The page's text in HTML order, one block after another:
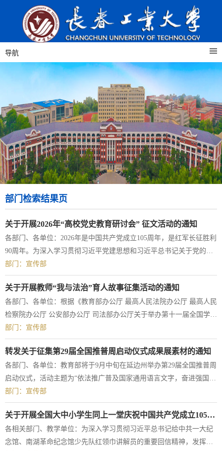
导航
部门检索结果页
关于开展2026年“高校党史教育研讨会” 征文活动的通知
各部门、各单位：2026年是中国共产党成立105周年，是红军长征胜利
90周年。为深入学习贯彻习近平党建思想和习近平总书记关于党的历
史、传承红色基因等重要论述，弘扬伟大建党精神，根据教育部高等
学校科学研究发展中心下发《2026年“高校党史教育研讨会”征文通
知》相关要求，现将征文有关事项通知如下：一、会议主题习近平党
建思想与中国式现代化二、参考选题1.习近平党建思想的科学内涵与
理论品格2.习近平党建思想的实践基础与...
部门：宣传部
关于开展教师“我与法治”育人故事征集活动的通知
各部门、各单位：根据《教育部办公厅 最高人民法院办公厅 最高人民
检察院办公厅 公安部办公厅 司法部办公厅关于举办第十一届全国学生
“学宪法 讲宪法”活动的通知》（教政法厅函〔2026〕2号），教育部
全国青少年普法网（下称青少年普法网，qspfw.moe.gov.cn）开设“我
与法治”专栏，活动通知如下：一、内容要求面向教师（含专任教师和
普通教职工）征集关于教育教学、依法治校、工作实践过程中学习法
律知识、宣传法治文化、践行...
部门：宣传部
转发关于征集第29届全国推普周启动仪式成果展素材的通知
各部门、各单位：教育部将于9月中旬在延边州举办第29届全国推普周
启动仪式，活动主题为“依法推广普及国家通用语言文字，奋进强国建
设新征程”。为做好全国推普周启动仪式成果展示工作，现征集校内开
展推普工作中的优秀做法、典型案例、保留的优秀照片、纸质资料和
视频资料。内容主要包括：1.开展国家通用语言文字推广普及普法宣
传活动方面。2.加大国家通用语言文字推广力度，促进铸牢中华民族
共同意识方面。3.各单位落实国家通...
部门：宣传部
关于开展全国大中小学生同上一堂庆祝中国共产党成立105周年“思政大课”的通知
各相关部门、教学单位：为深入学习贯彻习近平总书记给中共一大纪
念馆、南湖革命纪念馆少先队红领巾讲解员的重要回信精神，发挥思